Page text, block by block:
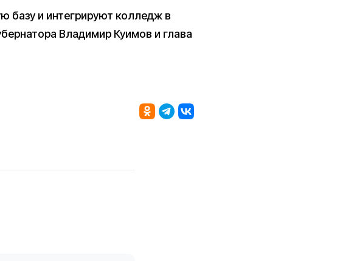
базу и интегрируют колледж в
Владимир Куимов и глава